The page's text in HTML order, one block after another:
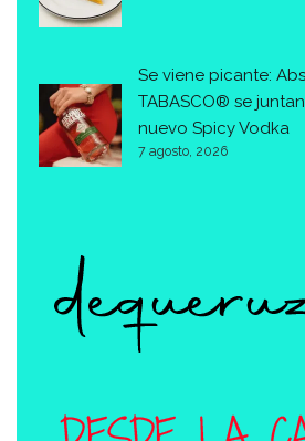
Se viene picante:
TABASCO® se
nuevo Spicy Vodka
7 agosto, 2026